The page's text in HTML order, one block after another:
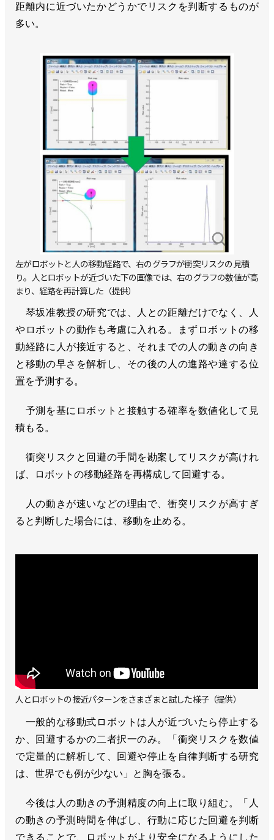
距離内に近づいたかどうかでリスクを判断するものが
多い。
左がロボットと人の移動経路で、右のグラフが衝突リスクの見積
り。人とロボットが近づいた下の画像では、右のグラフの数値が高
まり、経路を再計算した（提供）
琴坂准教授の研究では、人との距離だけでなく、人
やロボットの動作も考慮に入れる。まずロボットの移
動経路に人が接近すると、それまでの人の動きの向き
と移動の早さを解析し、その後の人の進路や達する位
置を予測する。
予測を基にロボットと接触する確率を数値化して見
積もる。
衝突リスクと回避の手間を勘案してリスクが高けれ
ば、ロボットの移動経路を再構成して回避する。
人の動きが速いなどの理由で、衝突リスクが高すぎ
ると判断した場合には、移動を止める。
人とロボットの接近パターンをさまざまと試した様子（提供）
一般的な移動式ロボットは人が近づいたら停止する
か、回避するかの二者択一のみ。「衝突リスクを数値
で定量的に解析して、回避や停止を自律判断する研究
は、世界でも例が少ない」と胸を張る。
今後は人の動きの予測精度の向上に取り組む。「人
の動きの予測時間を伸ばし、行動に応じた回避を判断
できることで、ロボットがより安全になるようにした